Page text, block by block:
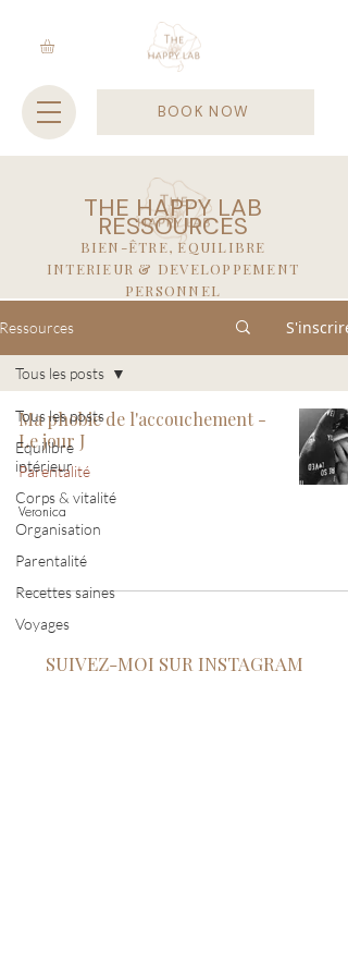
BOOK NOW
THE HAPPY LAB
RESSOURCES
BIEN-ÊTRE, EQUILIBRE
INTERIEUR & DEVELOPPEMENT
PERSONNEL
Ressources S'inscrire
Tous les posts
Equilibre
intérieur
Corps & vitalité
Organisation
Parentalité
Recettes saines
Voyages
Tous les posts
Ma phobie de l'accouchement -
Le jour J
Parentalité
Veronica
SUIVEZ-MOI SUR INSTAGRAM